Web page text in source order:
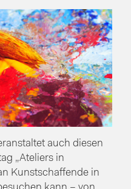
auch diesen
„Ateliers in
Kunstschaffende in